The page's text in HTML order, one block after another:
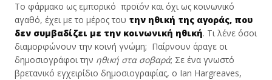
Το φάρμακο ως εμπορικό προϊόν και όχι ως κοινωνικό
αγαθό, έχει με το μέρος του την ηθική της αγοράς, που
δεν συμβαδίζει με την κοινωνική ηθική. Τι λένε όσοι
διαμορφώνουν την κοινή γνώμη; Παίρνουν άραγε οι
δημοσιογράφοι την ηθική στα σοβαρά; Σε ένα γνωστό
βρετανικό εγχειρίδιο δημοσιογραφίας, ο Ian Hargreaves,